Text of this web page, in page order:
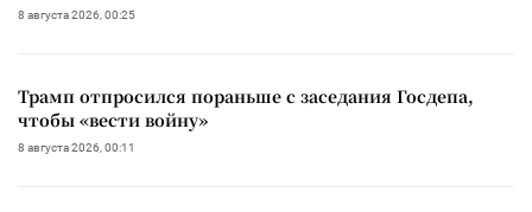
8 августа 2026, 00:25
Трамп отпросился пораньше с заседания Госдепа,
чтобы «вести войну»
8 августа 2026, 00:11